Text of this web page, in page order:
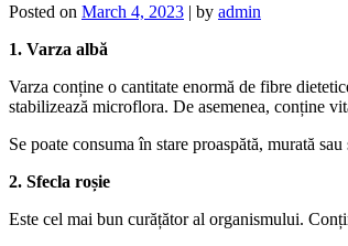
Posted on March 4, 2023 | by admin
1. Varza albă
Varza conține o cantitate enormă de fibre
stabilizează microflora. De asemenea, conține
Se poate consuma în stare proaspătă, murată
2. Sfecla roșie
Este cel mai bun curățător al organismului.